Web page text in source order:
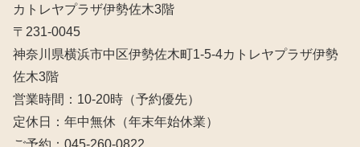
カトレヤプラザ伊勢佐木3階
〒231-0045
神奈川県横浜市中区伊勢佐木町1-5-4カトレヤプラザ伊勢
佐木3階
営業時間：10‐20時（予約優先）
定休日：年中無休（年末年始休業）
ご予約：045-260-0822